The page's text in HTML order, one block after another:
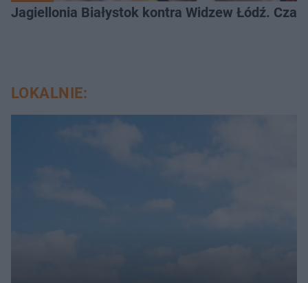
Jagiellonia Białystok kontra Widzew Łódź.
LOKALNIE: